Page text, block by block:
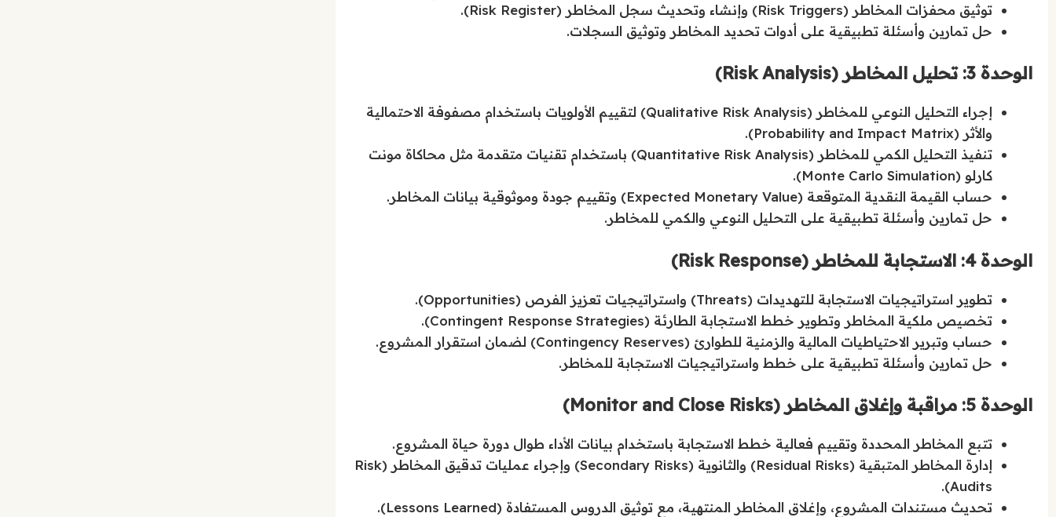
توثيق محفزات المخاطر (Risk Triggers) وإنشاء وتحديث سجل المخاطر (Risk Register).
حل تمارين وأسئلة تطبيقية على أدوات تحديد المخاطر وتوثيق السجلات.
الوحدة 3: تحليل المخاطر (Risk Analysis)
إجراء التحليل النوعي للمخاطر (Qualitative Risk Analysis) لتقييم الأولويات باستخدام مصفوفة الاحتمالية
والأثر (Probability and Impact Matrix).
تنفيذ التحليل الكمي للمخاطر (Quantitative Risk Analysis) باستخدام تقنيات متقدمة مثل محاكاة مونت
كارلو (Monte Carlo Simulation).
حساب القيمة النقدية المتوقعة (Expected Monetary Value) وتقييم جودة وموثوقية بيانات المخاطر.
حل تمارين وأسئلة تطبيقية على التحليل النوعي والكمي للمخاطر.
الوحدة 4: الاستجابة للمخاطر (Risk Response)
تطوير استراتيجيات الاستجابة للتهديدات (Threats) واستراتيجيات تعزيز الفرص (Opportunities).
تخصيص ملكية المخاطر وتطوير خطط الاستجابة الطارئة (Contingent Response Strategies).
حساب وتبرير الاحتياطيات المالية والزمنية للطوارئ (Contingency Reserves) لضمان استقرار المشروع.
حل تمارين وأسئلة تطبيقية على خطط واستراتيجيات الاستجابة للمخاطر.
الوحدة 5: مراقبة وإغلاق المخاطر (Monitor and Close Risks)
تتبع المخاطر المحددة وتقييم فعالية خطط الاستجابة باستخدام بيانات الأداء طوال دورة حياة المشروع.
إدارة المخاطر المتبقية (Residual Risks) والثانوية (Secondary Risks) وإجراء عمليات تدقيق المخاطر (Risk
Audits).
تحديث مستندات المشروع، وإغلاق المخاطر المنتهية، مع توثيق الدروس المستفادة (Lessons Learned).